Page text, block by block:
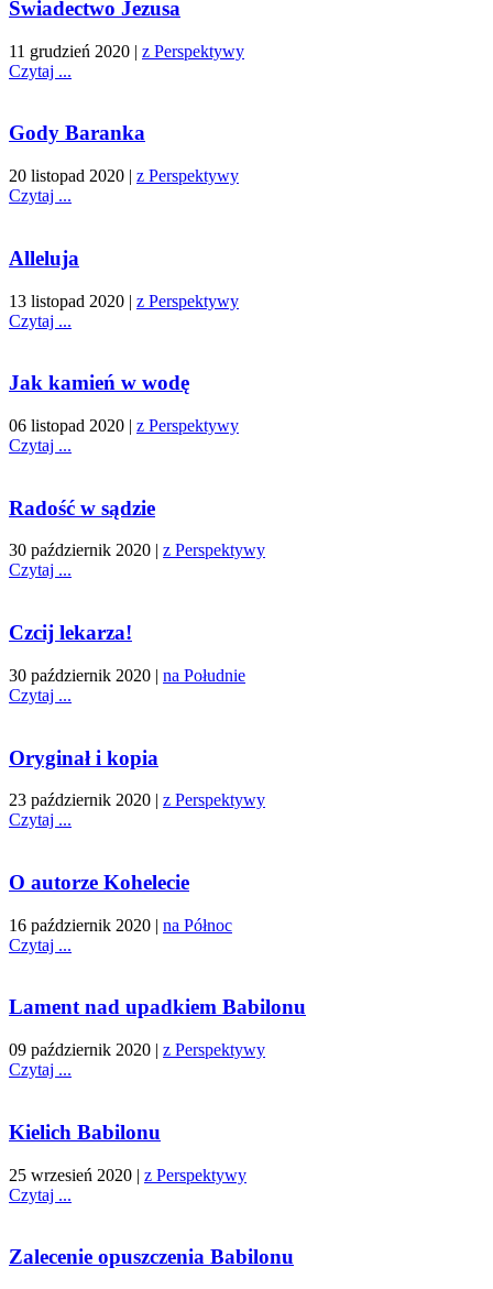
Świadectwo Jezusa
11 grudzień 2020 | z Perspektywy
Czytaj ...
Gody Baranka
20 listopad 2020 | z Perspektywy
Czytaj ...
Alleluja
13 listopad 2020 | z Perspektywy
Czytaj ...
Jak kamień w wodę
06 listopad 2020 | z Perspektywy
Czytaj ...
Radość w sądzie
30 październik 2020 | z Perspektywy
Czytaj ...
Czcij lekarza!
30 październik 2020 | na Południe
Czytaj ...
Oryginał i kopia
23 październik 2020 | z Perspektywy
Czytaj ...
O autorze Kohelecie
16 październik 2020 | na Północ
Czytaj ...
Lament nad upadkiem Babilonu
09 październik 2020 | z Perspektywy
Czytaj ...
Kielich Babilonu
25 wrzesień 2020 | z Perspektywy
Czytaj ...
Zalecenie opuszczenia Babilonu